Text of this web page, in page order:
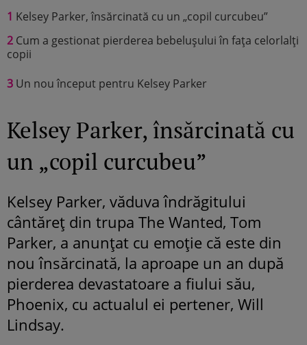
1 Kelsey Parker, însărcinată cu un „copil curcubeu”
2 Cum a gestionat pierderea bebelușului în fața celorlalți
copii
3 Un nou început pentru Kelsey Parker
Kelsey Parker, însărcinată cu
un „copil curcubeu”
Kelsey Parker, văduva îndrăgitului
cântăreț din trupa The Wanted, Tom
Parker, a anunțat cu emoție că este din
nou însărcinată, la aproape un an după
pierderea devastatoare a fiului său,
Phoenix, cu actualul ei pertener, Will
Lindsay.